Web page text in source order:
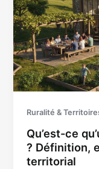
Ruralité &
Qu’est-ce
? Définition,
territorial